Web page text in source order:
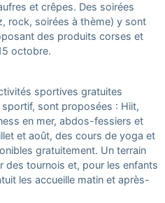
et crêpes. Des soirées
rock, soirées à thème) y sont
des produits corses et
octobre.
sportives gratuites
sont proposées : Hiit,
en mer, abdos-fessiers et
et août, des cours de yoga et
gratuitement. Un terrain
des tournois et, pour les enfants
les accueille matin et après-